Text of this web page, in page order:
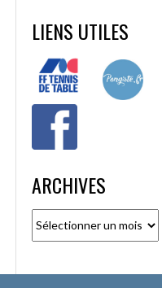
LIENS UTILES
ARCHIVES